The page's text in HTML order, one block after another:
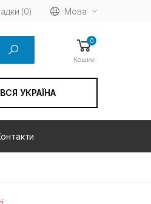
(0) Мова
0
Кошик
ВСЯ УКРАЇНА